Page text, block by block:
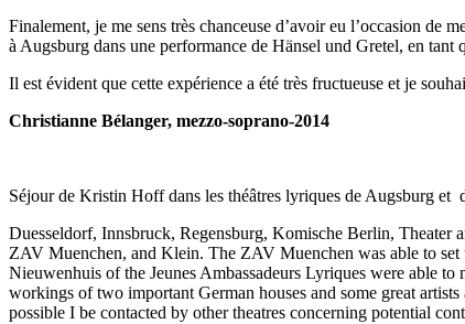
Finalement, je me sens très chanceuse d’avoir eu l’occasion de
à Augsburg dans une performance de Hänsel und Gretel, en
Il est évident que cette expérience a été très fructueuse et je
Christianne Bélanger, mezzo-soprano-2014
Séjour de Kristin Hoff dans les théâtres lyriques de Augsburg et
Duesseldorf, Innsbruck, Regensburg, Komische Berlin, Theater
ZAV Muenchen, and Klein. The ZAV Muenchen was able to
Nieuwenhuis of the Jeunes Ambassadeurs Lyriques were able
workings of two important German houses and some great
possible I be contacted by other theatres concerning potential